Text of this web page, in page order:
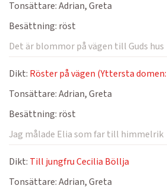
Tonsättare:Adrian, Greta
Besättning: röst
Det är blommor på vägen till Guds hus
Dikt: Röster på vägen (Yttersta
Tonsättare:Adrian, Greta
Besättning: röst
Jag målade Elia som far till himmelrik
Dikt: Till jungfru Cecilia Böllja
Tonsättare:Adrian, Greta